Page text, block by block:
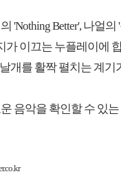
'Nothing Better', 나얼
이끄는 누플레이에
개를 활짝 펼치는 계기
음악을 확인할 수 있